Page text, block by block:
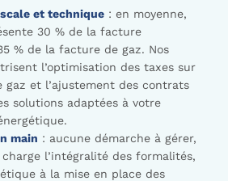
et technique: en moyenne,
30 % de la facture
% de la facture de gaz. Nos
l’optimisation des taxes sur
gaz et l’ajustement des contrats
solutions adaptées à votre
main : aucune démarche à gérer,
charge l’intégralité des formalités,
à la mise en place des